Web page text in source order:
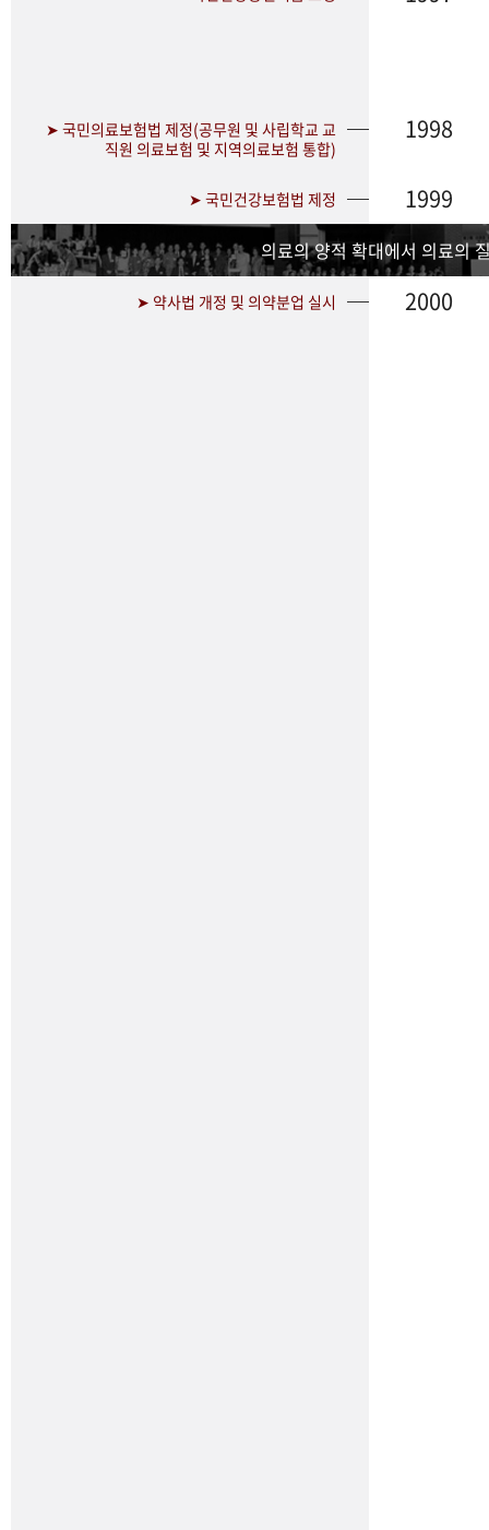
➤ 국민의료보험법 제정(공무원 및 사립학교 교
직원 의료보험 및 지역의료보험 통합)
1998
➤ 국민건강보험법 제정 1999
의료의 양적 확대에서 의료의
➤ 약사법 개정 및 의약분업 실시 2000